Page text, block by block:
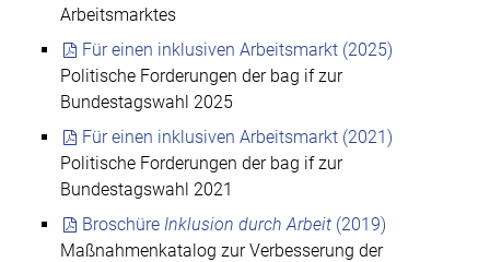
Arbeitsmarktes
Für einen inklusiven Arbeitsmarkt (2025)
Politische Forderungen der bag if zur
Bundestagswahl 2025
Für einen inklusiven Arbeitsmarkt (2021)
Politische Forderungen der bag if zur
Bundestagswahl 2021
BroschüreInklusion durch Arbeit (2019)
Maßnahmenkatalog zur Verbesserung der